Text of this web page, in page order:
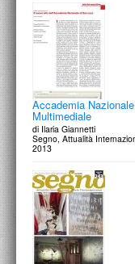
Accademia
Multimediale
di Ilaria Giannetti
Segno, Attualità
2013